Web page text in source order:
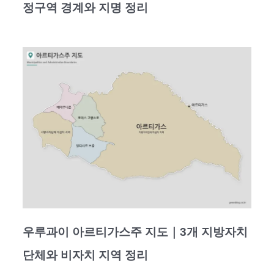
정구역 경계와 지명 정리
우루과이 아르티가스주 지도｜3개 지방자치
단체와 비자치 지역 정리